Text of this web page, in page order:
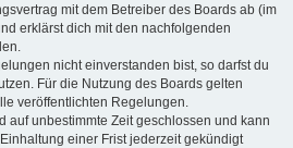
mit dem Betreiber des Boards ab (im
erklärst dich mit den nachfolgenden
nicht einverstanden bist, so darfst du
Für die Nutzung des Boards gelten
veröffentlichten Regelungen.
auf unbestimmte Zeit geschlossen und kann
einer Frist jederzeit gekündigt